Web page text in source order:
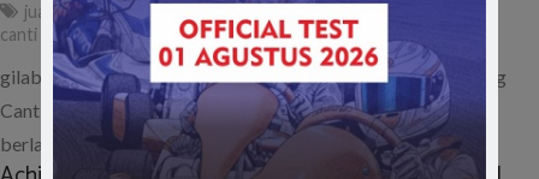
juara overall,rally tarmac
canti darma subhan aksa
gilabalap.com – Rizal Sungkar keluar sebagai juara pada ajang
Canti Dharma Tarmac Sprint Rally putaran ketiga yang
berlangsung Sabtu (19/12) dan…